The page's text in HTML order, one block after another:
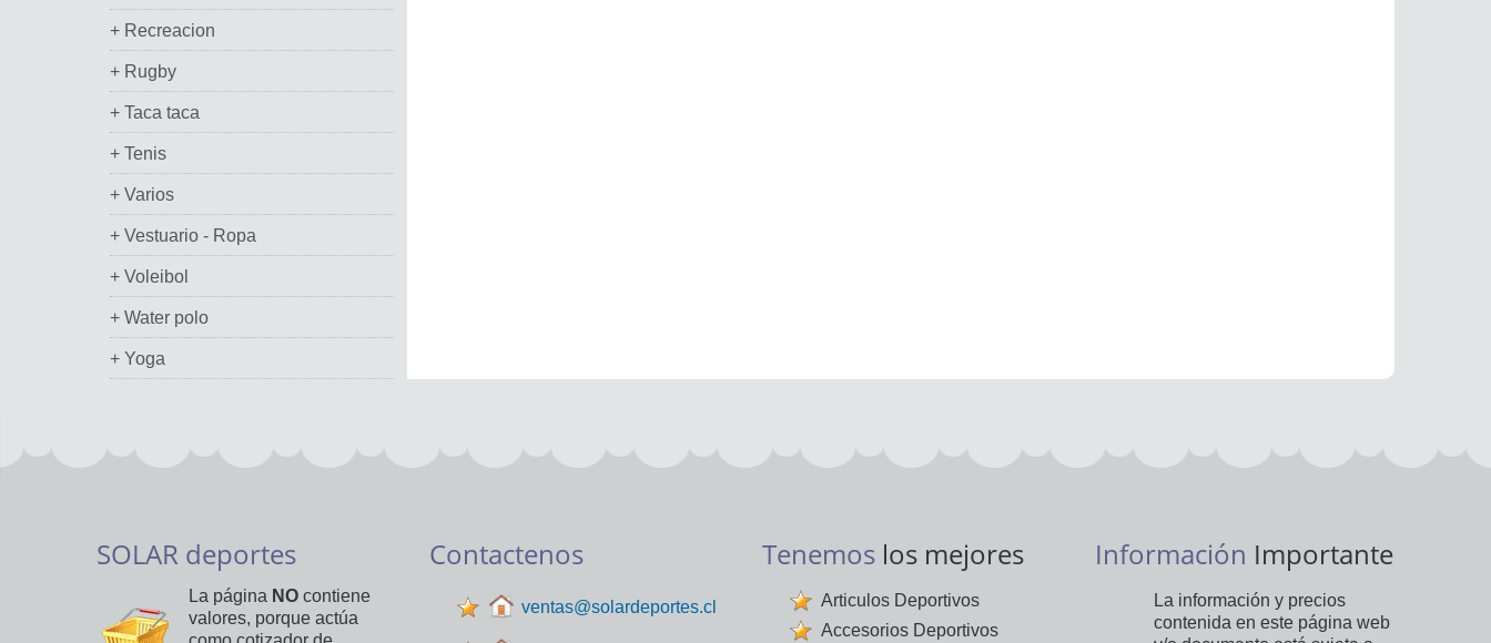
+ Recreacion
+ Rugby
+ Taca taca
+ Tenis
+ Varios
+ Vestuario - Ropa
+ Voleibol
+ Water polo
+ Yoga
SOLAR deportes
La página NO contiene
valores, porque actúa
Contactenos
ventas@solardeportes.cl
Tenemos los mejores
Articulos Deportivos
Accesorios Deportivos
Información Importante
La información y precios
contenida en este página web